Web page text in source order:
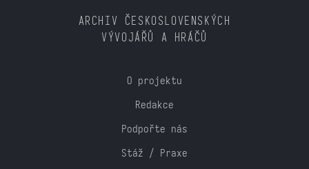
ARCHIV ČESKOSLOVENSKÝCH
VÝVOJÁŘŮ A HRÁČŮ
O projektu
Redakce
Podpořte nás
Stáž / Praxe